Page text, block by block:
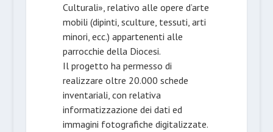
Culturali», relativo alle opere d’arte
mobili (dipinti, sculture, tessuti, arti
minori, ecc.) appartenenti alle
parrocchie della Diocesi.
Il progetto ha permesso di
realizzare oltre 20.000 schede
inventariali, con relativa
informatizzazione dei dati ed
immagini fotografiche digitalizzate.